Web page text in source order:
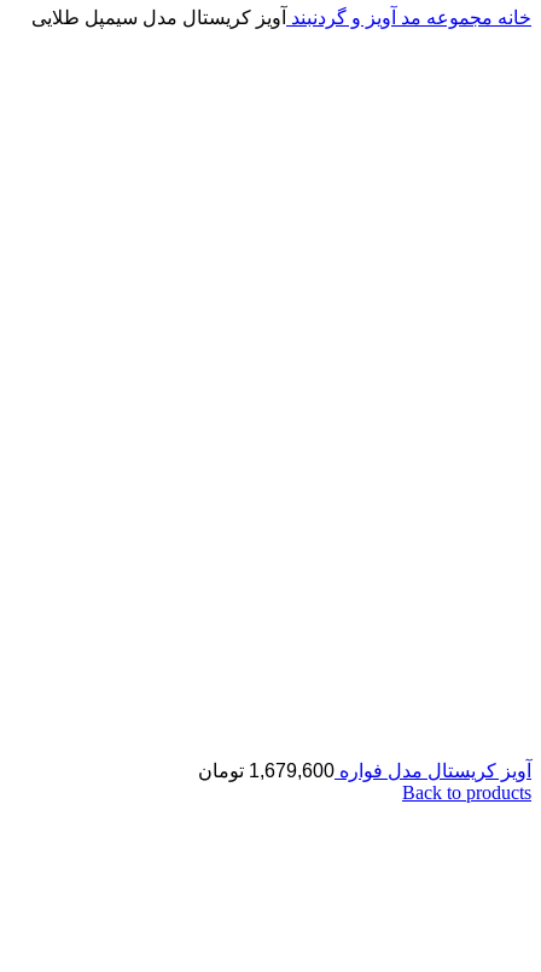
خانه مجموعه مد آویز و گردنبند آویز کریستال مدل سیمپل طلایی
آویز کریستال مدل فواره 1,679,600 تومان
Back to products